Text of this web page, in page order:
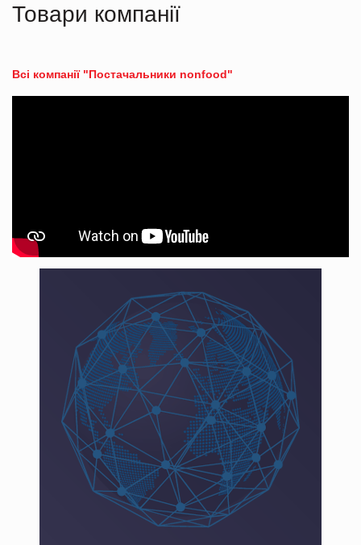
Товари компанії
Всі компанії "Постачальники nonfood"